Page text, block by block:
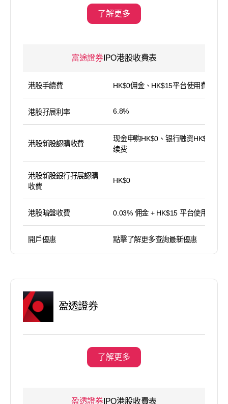
了解更多
富途證券IPO港股收費表
港股手續費 HK$0佣金、HK$15平台使用費
港股孖展利率 6.8%
港股新股認購收費
现金申购HK$0、银行融资HK$100手
续费
港股新股銀行孖展認購
收費
HK$0
港股暗盤收費 0.03% 佣金 + HK$15 平台使用費
開戶優惠 點擊了解更多查詢最新優惠
盈透證券
了解更多
盈透證券IPO港股收費表